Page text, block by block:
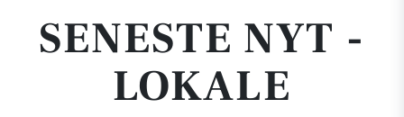
SENESTE NYT -
LOKALE